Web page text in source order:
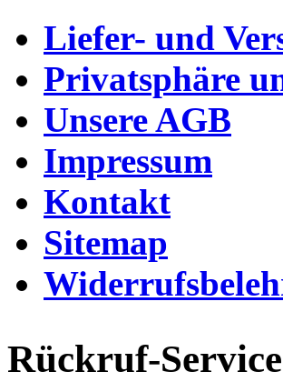
Liefer- und
Privatsphäre
Unsere AGB
Impressum
Kontakt
Sitemap
Rückruf-Service